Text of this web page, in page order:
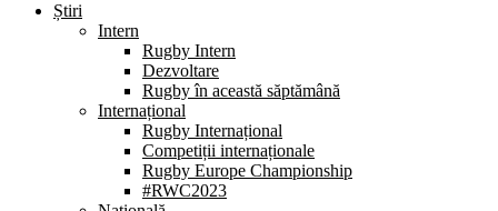
Știri
Intern
Rugby Intern
Dezvoltare
Rugby în această săptămână
Internațional
Rugby Internațional
Competiții internaționale
Rugby Europe Championship
#RWC2023